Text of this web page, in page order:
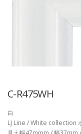
C-R475WH
白
LJ Line / White collection